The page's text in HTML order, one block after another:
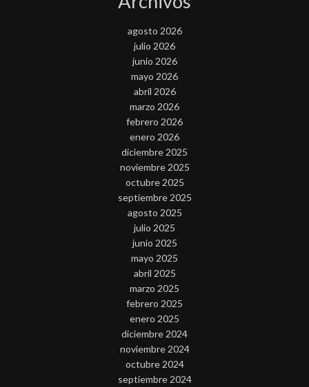
agosto 2026
julio 2026
junio 2026
mayo 2026
abril 2026
marzo 2026
febrero 2026
enero 2026
diciembre 2025
noviembre 2025
octubre 2025
septiembre 2025
agosto 2025
julio 2025
junio 2025
mayo 2025
abril 2025
marzo 2025
febrero 2025
enero 2025
diciembre 2024
noviembre 2024
octubre 2024
septiembre 2024